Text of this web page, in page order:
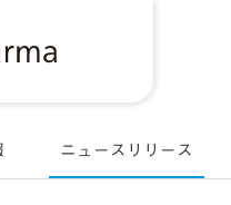
ニュースリリース